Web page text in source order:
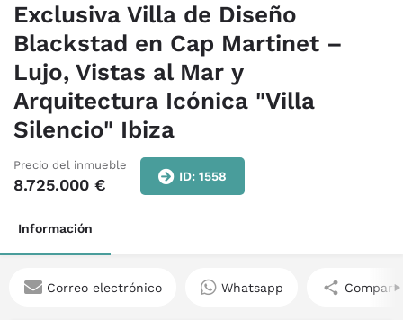
Exclusiva Villa de Diseño
Blackstad en Cap Martinet –
Lujo, Vistas al Mar y
Arquitectura Icónica "Villa
Silencio" Ibiza
Precio del inmueble
8.725.000 € ID: 1558
Información
Correo electrónico Whatsapp